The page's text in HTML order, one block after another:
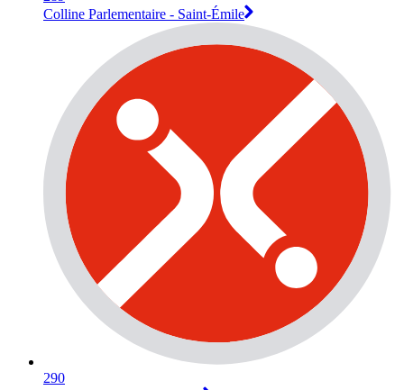
Colline Parlementaire - Saint-Émile
290